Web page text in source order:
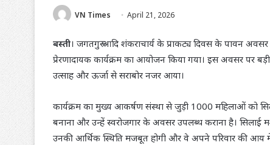
VN Times April 21, 2026
बस्ती। जगतगुरु आदि शंकराचार्य के प्राकट्य दिवस के पावन
प्रेरणादायक कार्यक्रम का आयोजन किया गया। इस अवसर पर
उत्साह और ऊर्जा से सराबोर नजर आया।
कार्यक्रम का मुख्य आकर्षण संस्था से जुड़ी 1000 महिलाओं को
बनाना और उन्हें स्वरोजगार के अवसर उपलब्ध कराना है।
उनकी आर्थिक स्थिति मजबूत होगी और वे अपने परिवार की आय